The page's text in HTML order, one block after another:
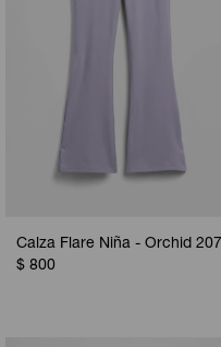
Calza Flare Niña - Orchid 207
$ 800